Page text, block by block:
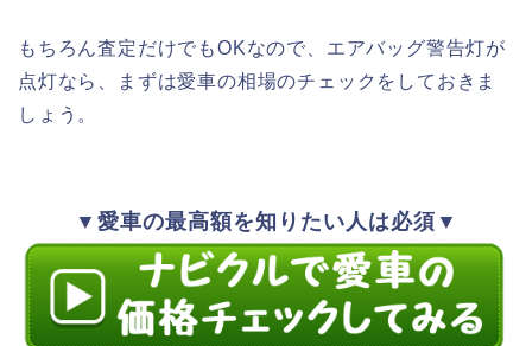
もちろん査定だけでもOKなので、エアバッグ警告灯が
点灯なら、まずは愛車の相場のチェックをしておきま
しょう。
▼愛車の最高額を知りたい人は必須▼